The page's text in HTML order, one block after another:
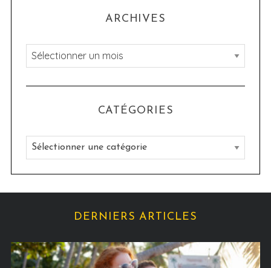
ARCHIVES
A
r
c
v
CATÉGORIES
C
a
t
é
r
i
DERNIERS ARTICLES